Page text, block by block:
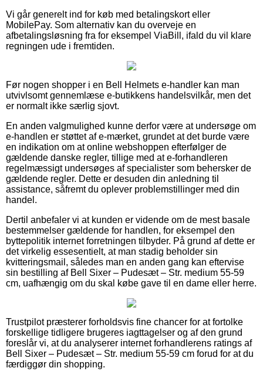
Vi går generelt ind for køb med betalingskort eller
MobilePay. Som alternativ kan du overveje en
afbetalingsløsning fra for eksempel ViaBill, ifald du vil klare
regningen ude i fremtiden.
Før nogen shopper i en Bell Helmets e-handler kan man
utvivlsomt gennemlæse e-butikkens handelsvilkår, men det
er normalt ikke særlig sjovt.
En anden valgmulighed kunne derfor være at undersøge om
e-handlen er støttet af e-mærket, grundet at det burde være
en indikation om at online webshoppen efterfølger de
gældende danske regler, tillige med at e-forhandleren
regelmæssigt undersøges af specialister som behersker de
gældende regler. Dette er desuden din anledning til
assistance, såfremt du oplever problemstillinger med din
handel.
Dertil anbefaler vi at kunden er vidende om de mest basale
bestemmelser gældende for handlen, for eksempel den
byttepolitik internet forretningen tilbyder. På grund af dette er
det virkelig essesentielt, at man stadig beholder sin
kvitteringsmail, således man en anden gang kan eftervise
sin bestilling af Bell Sixer – Pudesæt – Str. medium 55-59
cm, uafhængig om du skal købe gave til en dame eller herre.
Trustpilot præsterer forholdsvis fine chancer for at fortolke
forskellige tidligere brugeres iagttagelser og af den grund
foreslår vi, at du analyserer internet forhandlerens ratings af
Bell Sixer – Pudesæt – Str. medium 55-59 cm forud for at du
færdiggør din shopping.